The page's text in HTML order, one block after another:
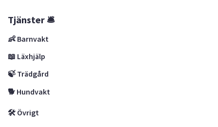
Tjänster 🛎
👶 Barnvakt
📖 Läxhjälp
🍃 Trädgård
🐕 Hundvakt
🛠 Övrigt